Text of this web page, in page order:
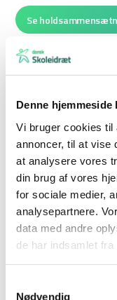
Denne
Vi bruger cookies til
annoncer, til at vise
at analysere vores
din brug af vores
for sociale medier,
analysepartnere.
data med andre
de har indsamlet fra
Nødvendig
Se
Et hold består af
Kredsfinale
Dato: 15/9-2026 i
Stævneleder: Maja
Piger
80 m.